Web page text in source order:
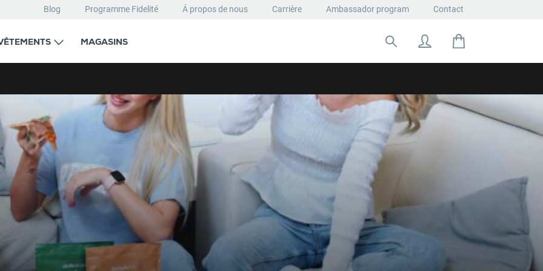
Blog Programme Fidelité Á propos de nous Carrière Ambassador program Contact
MAGASINS
Rechercher: